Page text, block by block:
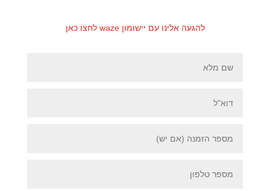
להגעה אלינו עם יישומון waze לחצו כאן